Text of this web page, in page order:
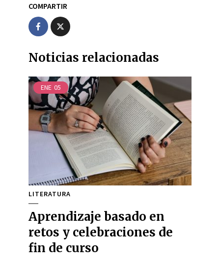
COMPARTIR
Noticias relacionadas
ENE 05
LITERATURA
Aprendizaje basado en
retos y celebraciones de
fin de curso